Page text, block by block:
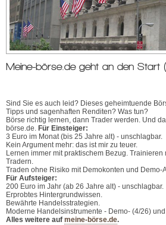
Meine-börse.de geht an den Start
Sind Sie es auch leid? Dieses geheimtuende
Tipps und sagenhaften Renditen? Was tun?
Börse richtig lernen, dann Trader werden. Und
börse.de. Für Einsteiger:
3 Euro im Monat (bis 25 Jahre alt) - unschlagbar.
Kein Argument mehr: das ist mir zu teuer.
Lernen immer mit praktischem Bezug.
Tradern.
Traden ohne Risiko mit Demokonten und Demo-
Für Aufsteiger:
200 Euro im Jahr (ab 26 Jahre alt) - unschlagbar.
Erprobtes Hintergrundwissen.
Bewährte Handelsstrategien.
Moderne Handelsinstrumente - Demo- (4/26)
Alles weitere auf meine-börse.de.